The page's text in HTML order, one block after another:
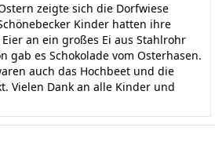
zeigte sich die Dorfwiese
Kinder hatten ihre
an ein großes Ei aus Stahlrohr
gab es Schokolade vom Osterhasen.
auch das Hochbeet und die
Vielen Dank an alle Kinder und